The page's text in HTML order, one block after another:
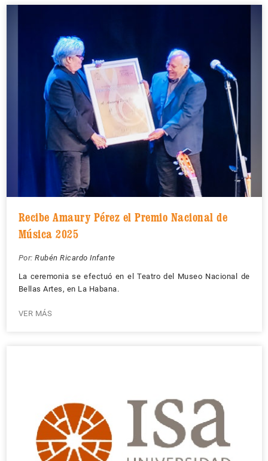
Recibe Amaury Pérez el Premio Nacional de
Música 2025
Por: Rubén Ricardo Infante
La ceremonia se efectuó en el Teatro del Museo Nacional de
Bellas Artes, en La Habana.
VER MÁS